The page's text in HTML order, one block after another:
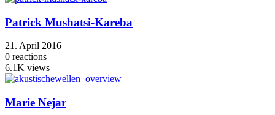
Patrick Mushatsi-Kareba
21. April 2016
0 reactions
6.1K views
Marie Nejar